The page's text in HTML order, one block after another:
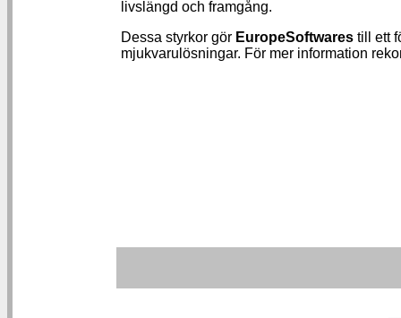
livslängd och framgång.
Dessa styrkor gör EuropeSoftwares till ett
mjukvarulösningar. För mer information